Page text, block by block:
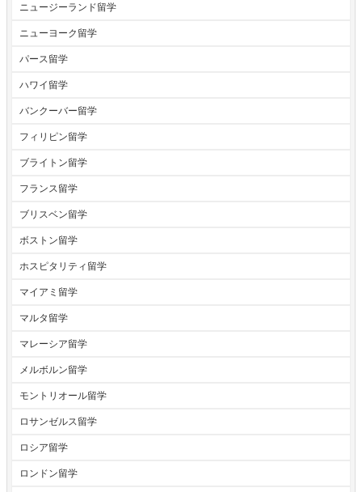
ニュージーランド留学
ニューヨーク留学
パース留学
ハワイ留学
バンクーバー留学
フィリピン留学
ブライトン留学
フランス留学
ブリスベン留学
ボストン留学
ホスピタリティ留学
マイアミ留学
マルタ留学
マレーシア留学
メルボルン留学
モントリオール留学
ロサンゼルス留学
ロシア留学
ロンドン留学